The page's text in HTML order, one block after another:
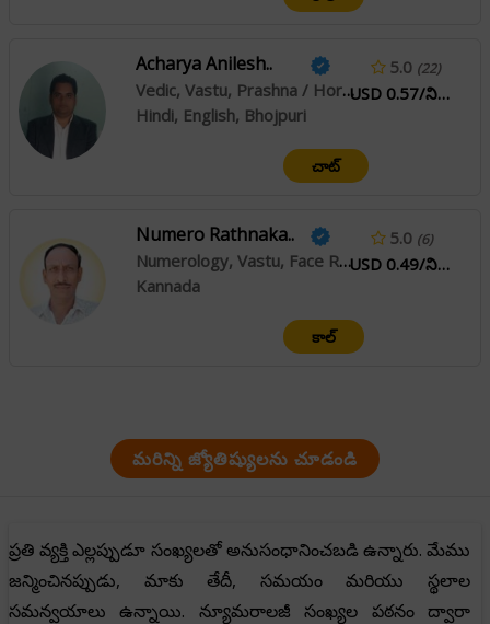
Acharya Anilesh..
Vedic, Vastu, Prashna / Horary
Hindi, English, Bhojpuri
5.0 (22)
USD 0.57/నిమి
చాట్
Numero Rathnaka..
Numerology, Vastu, Face Reading
Kannada
5.0 (6)
USD 0.49/నిమి
కాల్
మరిన్ని జ్యోతిష్యులను చూడండి
ప్రతి వ్యక్తి ఎల్లప్పుడూ సంఖ్యలతో అనుసంధానించబడి ఉన్నారు. మేము
జన్మించినప్పుడు, మాకు తేదీ, సమయం మరియు స్థలాల
సమన్వయాలు ఉన్నాయి. న్యూమరాలజీ సంఖ్యల పఠనం ద్వారా